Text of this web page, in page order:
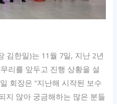
김한일)는 11월 7일, 지난 2년
리를 앞두고 진행 상황을 설
회장은 “지난해 시작된 보수
지 않아 궁금해하는 많은 분들